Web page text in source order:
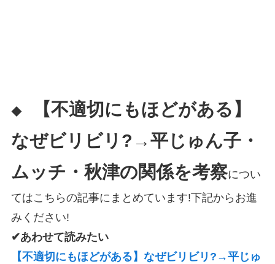
◆
【不適切にもほどがある】
なぜビリビリ?→平じゅん子・
ムッチ・秋津の関係を考察につい
てはこちらの記事にまとめています!下記からお進
みください!
✔あわせて読みたい
【不適切にもほどがある】なぜビリビリ?→平じゅ